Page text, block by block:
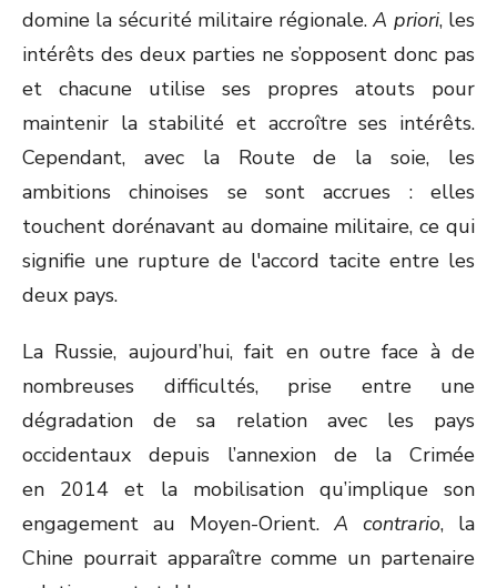
domine la sécurité militaire régionale.A priori, les
intérêts des deux parties ne s’opposent donc pas
et chacune utilise ses propres atouts pour
maintenir la stabilité et accroître ses intérêts.
Cependant, avec la Route de la soie, les
ambitions chinoises se sont accrues : elles
touchent dorénavant au domaine militaire, ce qui
signifie une rupture de l'accord tacite entre les
deux pays.
La Russie, aujourd’hui, fait en outre face à de
nombreuses difficultés, prise entre une
dégradation de sa relation avec les pays
occidentaux depuis l’annexion de la Crimée
en 2014 et la mobilisation qu’implique son
engagement au Moyen-Orient. A contrario, la
Chine pourrait apparaître comme un partenaire